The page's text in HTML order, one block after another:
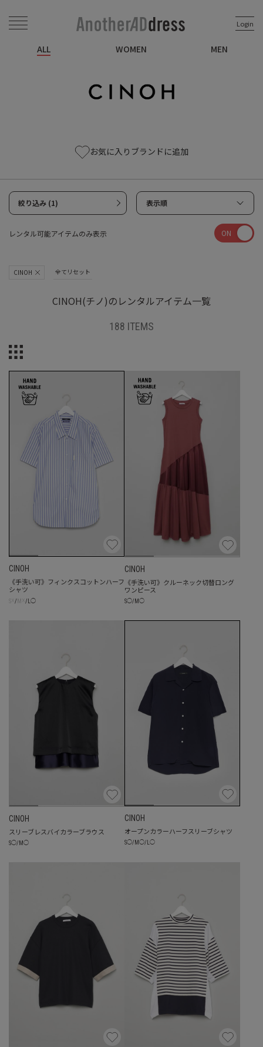
Login
ALL WOMEN MEN
お気に入りブランドに追加
絞り込み (1) 表示順
レンタル可能アイテムのみ表示 ON
CINOH 全てリセット
CINOH(チノ)のレンタルアイテム一覧
188 ITEMS
CINOH
《手洗い可》フィンクスコットンハーフ
シャツ
/ / ◯
CINOH
《手洗い可》クルーネック切替ロング
ワンピース
S◯/ M ◯
CINOH
スリーブレスバイカラーブラウス
S◯/ M ◯
CINOH
オープンカラーハーフスリーブシャツ
S◯/ M ◯/ ◯